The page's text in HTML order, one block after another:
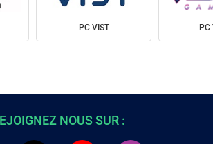
PC VIST
NOUS SUR :